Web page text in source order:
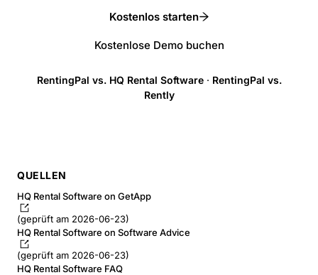
Kostenlos starten
Kostenlose Demo buchen
RentingPal vs. HQ Rental Software· RentingPal vs.
Rently
QUELLEN
HQ Rental Software on GetApp
(geprüft am 2026-06-23)
HQ Rental Software on Software Advice
(geprüft am 2026-06-23)
HQ Rental Software FAQ